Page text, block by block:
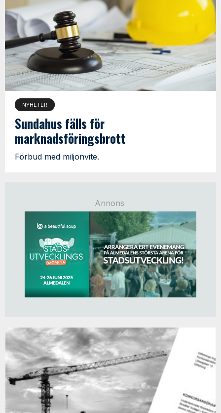
NYHETER
Sundahus fälls för
marknadsföringsbrott
Förbud med miljonvite.
Annons